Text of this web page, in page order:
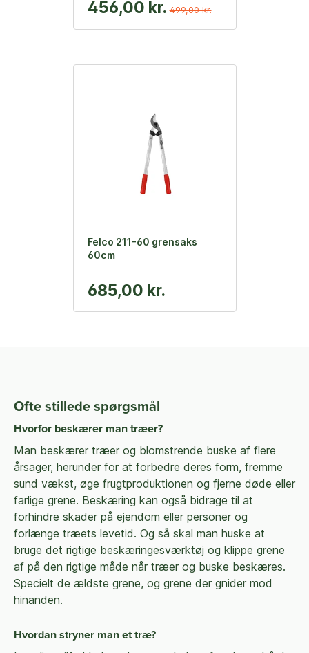
456,00 kr.499,00 kr.
Felco 211-60 grensaks
60cm
685,00 kr.
Ofte stillede spørgsmål
Hvorfor beskærer man træer?
Man beskærer træer og blomstrende buske af flere
årsager, herunder for at forbedre deres form, fremme
sund vækst, øge frugtproduktionen og fjerne døde eller
farlige grene. Beskæring kan også bidrage til at
forhindre skader på ejendom eller personer og
forlænge træets levetid. Og så skal man huske at
bruge det rigtige beskæringesværktøj og klippe grene
af på den rigtige måde når træer og buske beskæres.
Specielt de ældste grene, og grene der gnider mod
hinanden.
Hvordan stryner man et træ?